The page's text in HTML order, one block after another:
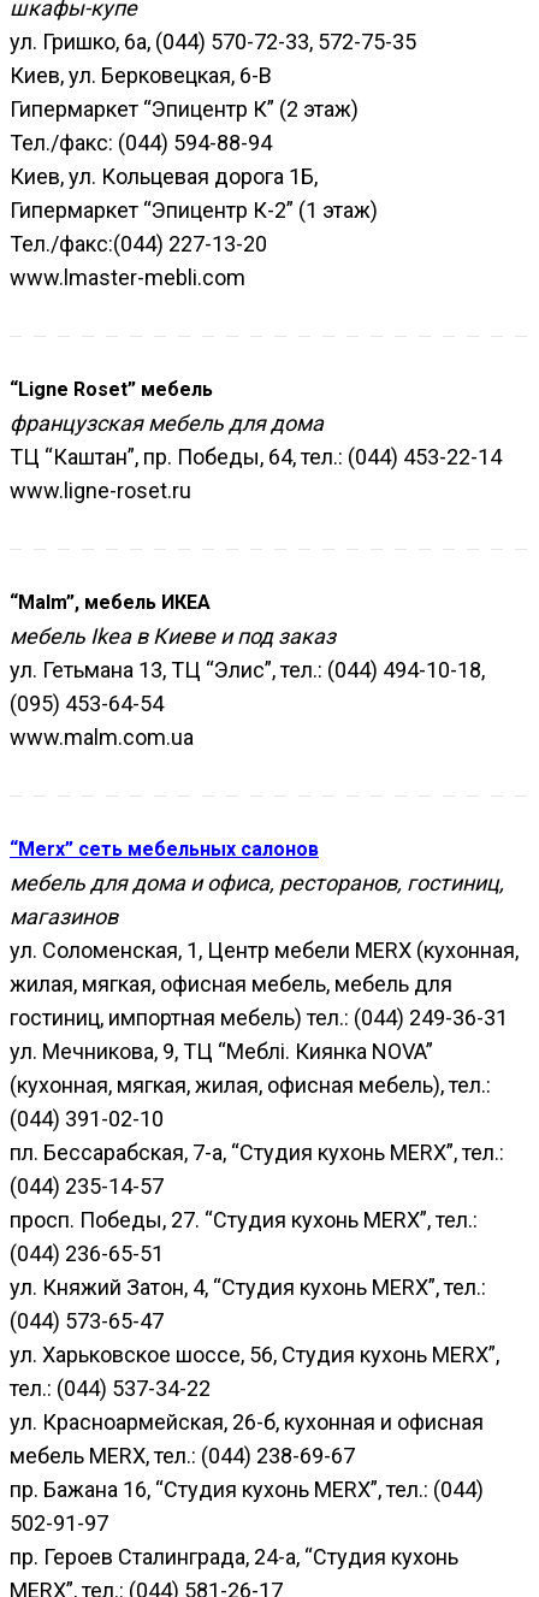
шкафы-купе
ул. Гришко, 6а, (044) 570-72-33, 572-75-35
Киев, ул. Берковецкая, 6-В
Гипермаркет “Эпицентр К” (2 этаж)
Тел./факс: (044) 594-88-94
Киев, ул. Кольцевая дорога 1Б,
Гипермаркет “Эпицентр К-2” (1 этаж)
Тел./факс:(044) 227-13-20
www.lmaster-mebli.com
“Ligne Roset” мебель
французская мебель для дома
ТЦ “Каштан”, пр. Победы, 64, тел.: (044) 453-22-14
www.ligne-roset.ru
“Malm”, мебель ИКЕА
мебель Ikea в Киеве и под заказ
ул. Гетьмана 13, ТЦ “Элис”, тел.: (044) 494-10-18,
(095) 453-64-54
www.malm.com.ua
“Merx” сеть мебельных салонов
мебель для дома и офиса, ресторанов, гостиниц,
магазинов
ул. Соломенская, 1, Центр мебели MERX (кухонная,
жилая, мягкая, офисная мебель, мебель для
гостиниц, импортная мебель) тел.: (044) 249-36-31
ул. Мечникова, 9, ТЦ “Меблі. Киянка NOVA”
(кухонная, мягкая, жилая, офисная мебель), тел.:
(044) 391-02-10
пл. Бессарабская, 7-а, “Студия кухонь MERX”, тел.:
(044) 235-14-57
просп. Победы, 27. “Студия кухонь MERX”, тел.:
(044) 236-65-51
ул. Княжий Затон, 4, “Студия кухонь MERX”, тел.:
(044) 573-65-47
ул. Харьковское шоссе, 56, Студия кухонь MERX”,
тел.: (044) 537-34-22
ул. Красноармейская, 26-б, кухонная и офисная
мебель MERX, тел.: (044) 238-69-67
пр. Бажана 16, “Студия кухонь MERX”, тел.: (044)
502-91-97
пр. Героев Сталинграда, 24-а, “Студия кухонь
MERX”, тел.: (044) 581-26-17